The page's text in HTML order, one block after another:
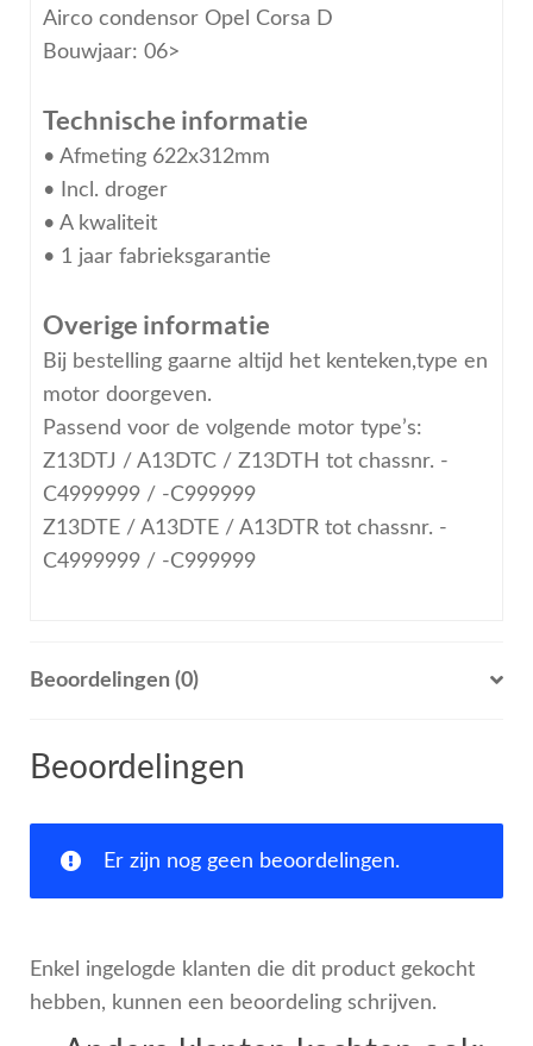
Airco condensor Opel Corsa D
Bouwjaar: 06>
Technische informatie
• Afmeting 622x312mm
• Incl. droger
• A kwaliteit
• 1 jaar fabrieksgarantie
Overige informatie
Bij bestelling gaarne altijd het kenteken,type en
motor doorgeven.
Passend voor de volgende motor type’s:
Z13DTJ / A13DTC / Z13DTH tot chassnr. -
C4999999 / -C999999
Z13DTE / A13DTE / A13DTR tot chassnr. -
C4999999 / -C999999
Beoordelingen (0)
Beoordelingen
Er zijn nog geen beoordelingen.
Enkel ingelogde klanten die dit product gekocht
hebben, kunnen een beoordeling schrijven.